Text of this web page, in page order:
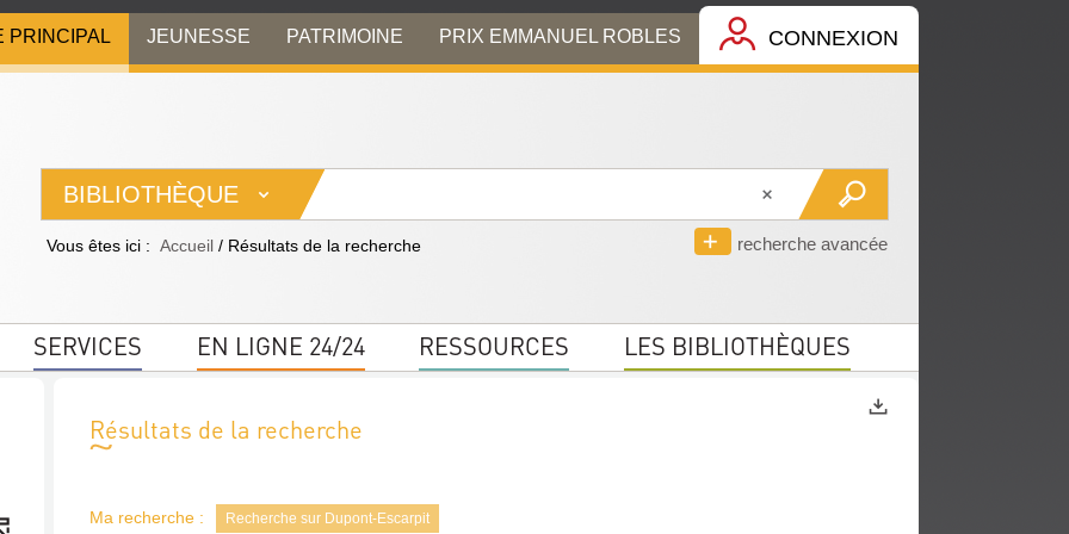
PRINCIPAL JEUNESSE PATRIMOINE PRIX EMMANUEL ROBLES CONNEXION
BIBLIOTHÈQUE
recherche avancée
Vous êtes ici : Accueil / Résultats de la recherche
SERVICES EN LIGNE 24/24 RESSOURCES LES BIBLIOTHÈQUES
Résultats de la recherche
Ma recherche : Recherche sur Dupont-Escarpit